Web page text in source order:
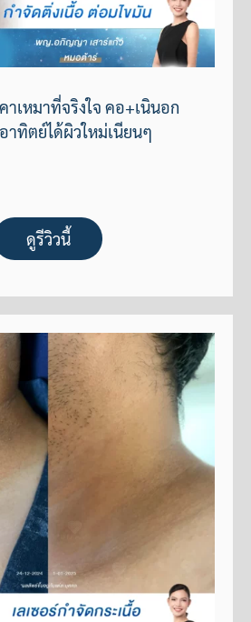
าเหมาที่จริงใจ คอ+เนินอก
าทิตย์ได้ผิวใหม่เนียนๆ
ดูรีวิวนี้